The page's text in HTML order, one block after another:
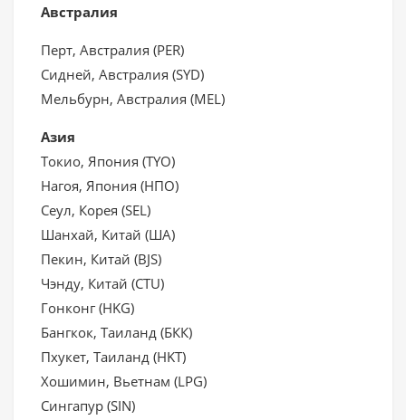
Австралия
Перт, Австралия (PER)
Сидней, Австралия (SYD)
Мельбурн, Австралия (MEL)
Азия
Токио, Япония (TYO)
Нагоя, Япония (НПО)
Сеул, Корея (SEL)
Шанхай, Китай (ША)
Пекин, Китай (BJS)
Чэнду, Китай (CTU)
Гонконг (HKG)
Бангкок, Таиланд (БКК)
Пхукет, Таиланд (HKT)
Хошимин, Вьетнам (LPG)
Сингапур (SIN)